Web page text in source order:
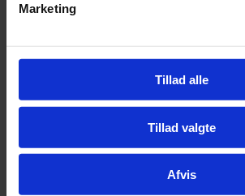
Marketing
Tillad alle
Tillad valgte
Afvis
TilbageTalentarbejde
Talentarbejde
Projekt Forskerspirer